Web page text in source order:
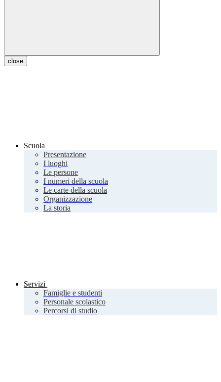
close
Scuola
Presentazione
I luoghi
Le persone
I numeri della scuola
Le carte della scuola
Organizzazione
La storia
Servizi
Famiglie e studenti
Personale scolastico
Percorsi di studio